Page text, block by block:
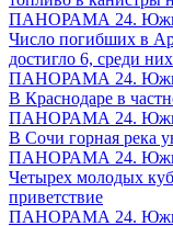
ПАНОРАМА 24.
Число погибших в
достигло 6, среди
ПАНОРАМА 24.
В Краснодаре в
ПАНОРАМА 24.
В Сочи горная река
ПАНОРАМА 24.
Четырех молодых
приветствие
ПАНОРАМА 24.